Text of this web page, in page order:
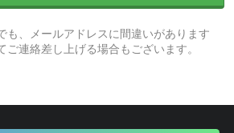
も、メールアドレスに間違いがあります
ご連絡差し上げる場合もございます。